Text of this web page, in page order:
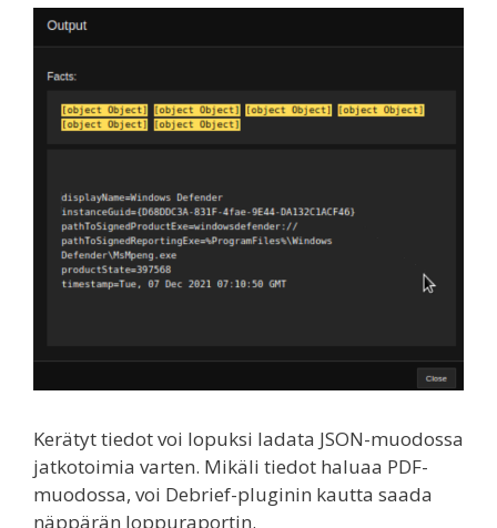
Kerätyt tiedot voi lopuksi ladata JSON-muodossa
jatkotoimia varten. Mikäli tiedot haluaa PDF-
muodossa, voi Debrief-pluginin kautta saada
näppärän loppuraportin.